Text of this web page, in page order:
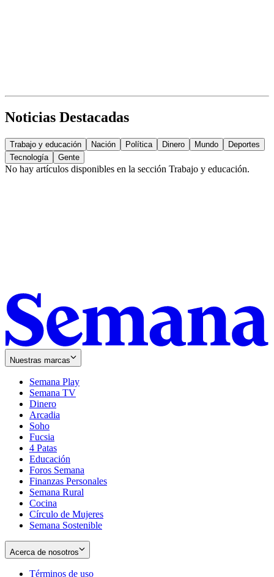
Noticias Destacadas
Trabajo y educación Nación Política Dinero Mundo
Deportes
Tecnología
Gente
No hay artículos disponibles en la sección Trabajo y educación.
Nuestras marcas
Semana Play
Semana TV
Dinero
Arcadia
Soho
in
new
window
Fucsia
in
new
window
4 Patas
Educación
Foros Semana
Finanzas Personales
Semana Rural
Cocina
Círculo de Mujeres
Semana Sostenible
Acerca de nosotros
Términos de uso